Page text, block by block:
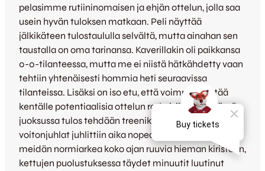
pelasimme rutiininomaisen ja ehjän ottelun, jolla saa
usein hyvän tuloksen matkaan. Peli näyttää
jälkikäteen tulostaululla selvältä, mutta ainahan sen
taustalla on oma tarinansa. Kaverillakin oli paikkansa
0-0-tilanteessa, mutta me ei niistä hätkähdetty vaan
tehtiin yhtenäisesti hommia heti seuraavissa
tilanteissa. Lisäksi on iso etu, että voimme heittää
kentälle potentiaalisia ottelun ratkaisijoita. Pitkässä
juoksussa tulos tehdään treenikentällä, joten
voitonjuhlat juhlittiin aika nopeasti ja jatketaan
meidän normiarkea koko ajan ruuvia hieman kiristäen,
kettujen puolustuksessa täydet minuutit luutinut